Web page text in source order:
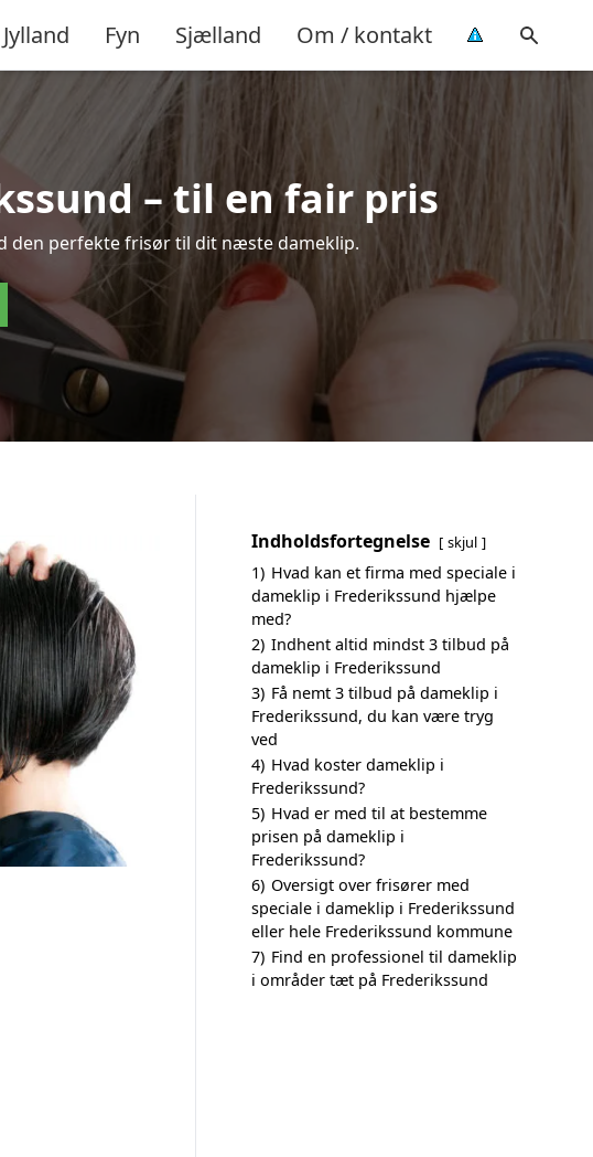
Jylland Fyn Sjælland Om / kontakt
– til en fair pris
den perfekte frisør til dit næste dameklip.
Indholdsfortegnelse skjul
1) Hvad kan et firma med speciale i
dameklip i Frederikssund hjælpe
med?
2) Indhent altid mindst 3 tilbud på
dameklip i Frederikssund
3) Få nemt 3 tilbud på dameklip i
Frederikssund, du kan være tryg
ved
4) Hvad koster dameklip i
Frederikssund?
5) Hvad er med til at bestemme
prisen på dameklip i
Frederikssund?
6) Oversigt over frisører med
speciale i dameklip i Frederikssund
eller hele Frederikssund kommune
7) Find en professionel til dameklip
i områder tæt på Frederikssund